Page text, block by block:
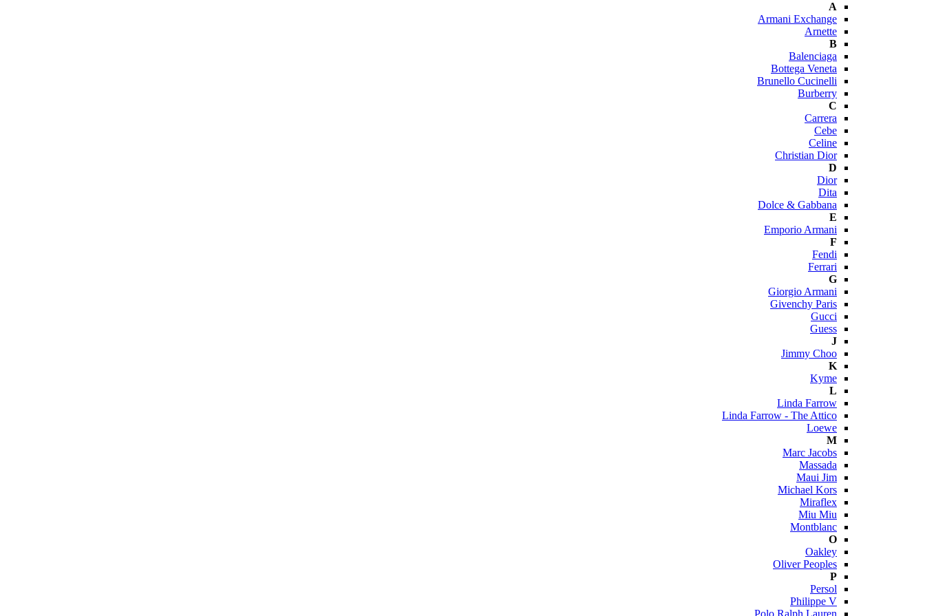
A
Armani Exchange
Arnette
B
Balenciaga
Bottega Veneta
Brunello Cucinelli
Burberry
C
Carrera
Cebe
Celine
Christian Dior
D
Dior
Dita
Dolce & Gabbana
E
Emporio Armani
F
Fendi
Ferrari
G
Giorgio Armani
Givenchy Paris
Gucci
Guess
J
Jimmy Choo
K
Kyme
L
Linda Farrow
Linda Farrow - The Attico
Loewe
M
Marc Jacobs
Massada
Maui Jim
Michael Kors
Miraflex
Miu Miu
Montblanc
O
Oakley
Oliver Peoples
P
Persol
Philippe V
Polo Ralph Lauren